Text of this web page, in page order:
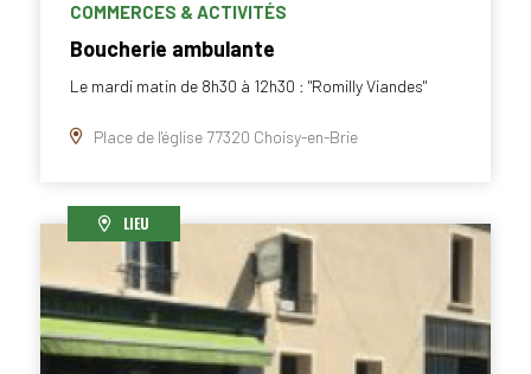
COMMERCES & ACTIVITÉS
Boucherie ambulante
Le mardi matin de 8h30 à 12h30 : "Romilly Viandes"
Place de l'église 77320 Choisy-en-Brie
LIEU